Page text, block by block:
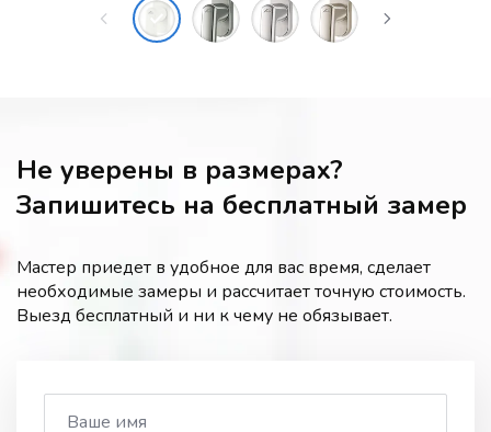
Не уверены в размерах?
Запишитесь на бесплатный замер
Мастер приедет в удобное для вас время, сделает
необходимые замеры и рассчитает точную стоимость.
Выезд бесплатный и ни к чему не обязывает.